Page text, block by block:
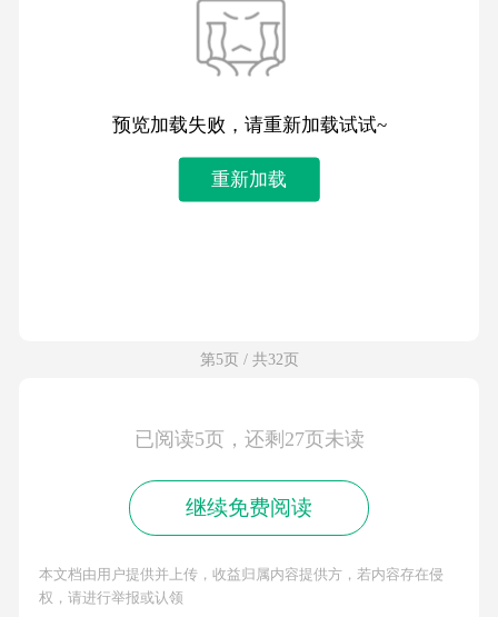
预览加载失败，请重新加载试试~
重新加载
第5页 / 共32页
已阅读5页，还剩27页未读
继续免费阅读
本文档由用户提供并上传，收益归属内容提供方，若内容存在侵
权，请进行举报或认领